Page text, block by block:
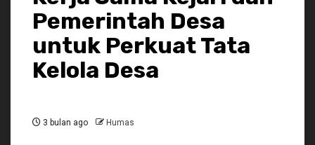
Pemerintah Desa
untuk Perkuat Tata
Kelola Desa
3 bulan ago Humas